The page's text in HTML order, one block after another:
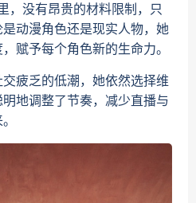
没有昂贵的材料限制，只
动漫角色还是现实人物，她
赋予每个角色新的生命力。
乏的低潮，她依然选择维
地调整了节奏，减少直播与